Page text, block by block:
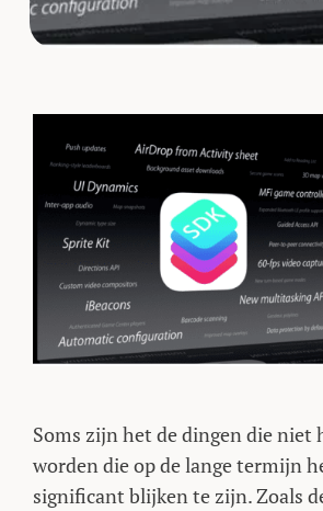
Soms zijn het de dingen die niet
worden die op de lange termijn
significant blijken te zijn. Zoals